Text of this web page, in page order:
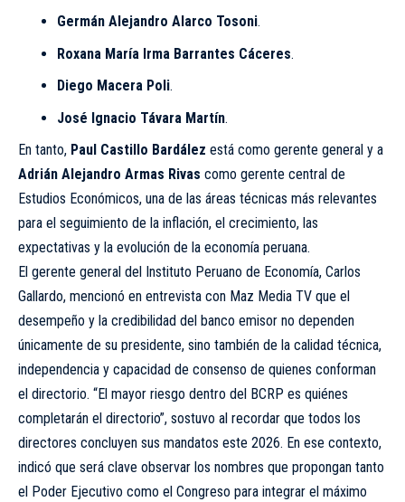
Germán Alejandro Alarco Tosoni.
Roxana María Irma Barrantes Cáceres.
Diego Macera Poli.
José Ignacio Távara Martín.
En tanto, Paul Castillo Bardález está como gerente general y a
Adrián Alejandro Armas Rivas como gerente central de
Estudios Económicos, una de las áreas técnicas más relevantes
para el seguimiento de la inflación, el crecimiento, las
expectativas y la evolución de la economía peruana.
El gerente general del Instituto Peruano de Economía, Carlos
Gallardo, mencionó en entrevista con Maz Media TV que el
desempeño y la credibilidad del banco emisor no dependen
únicamente de su presidente, sino también de la calidad técnica,
independencia y capacidad de consenso de quienes conforman
el directorio. “El mayor riesgo dentro del BCRP es quiénes
completarán el directorio”, sostuvo al recordar que todos los
directores concluyen sus mandatos este 2026. En ese contexto,
indicó que será clave observar los nombres que propongan tanto
el Poder Ejecutivo como el Congreso para integrar el máximo